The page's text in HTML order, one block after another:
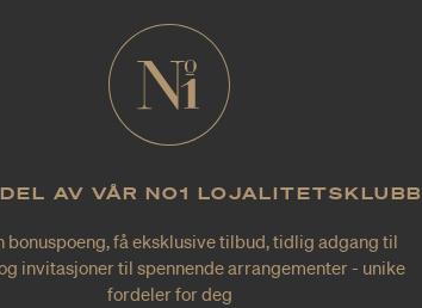
AV VÅR NO1 LOJALITETSKLUBB
bonuspoeng, få eksklusive tilbud, tidlig adgang til
invitasjoner til spennende arrangementer - unike
fordeler for deg